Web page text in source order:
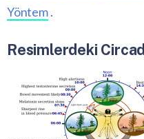
Yöntem.
Resimlerdeki